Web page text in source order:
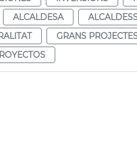
ALCALDESA
GRANS